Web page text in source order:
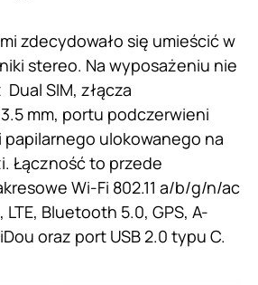
zdecydowało się umieścić w
stereo. Na wyposażeniu nie
SIM, złącza
mm, portu podczerwieni
ulokowanego na
Łączność to przede
Wi-Fi 802.11 a/b/g/n/ac
LTE, Bluetooth 5.0, GPS, A-
oraz port USB 2.0 typu C.